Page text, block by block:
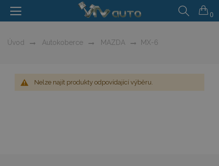
0
Úvod Autokoberce MAZDA MX-6
Nelze najít produkty odpovídající výběru.